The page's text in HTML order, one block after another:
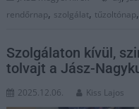
rendőrnap, szolgálat, tűzoltónap,
Szolgálaton kívül,
tolvajt a Jász-
2025.12.06. Kiss Lajos